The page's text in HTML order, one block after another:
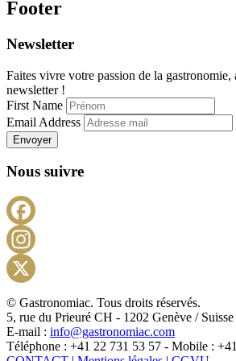
Footer
Newsletter
Faites vivre votre passion de la gastronomie,
newsletter !
First Name
Email Address
Envoyer
Nous suivre
X
© Gastronomiac. Tous droits réservés.
5, rue du Prieuré CH - 1202 Genève / Suisse
E-mail : info@gastronomiac.com
Téléphone : +41 22 731 53 57 - Mobile :